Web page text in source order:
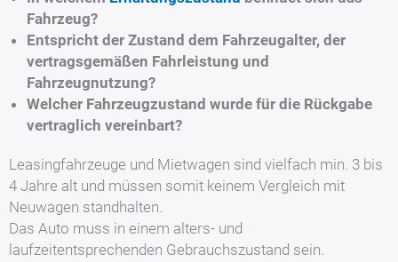
Fahrzeug?
Entspricht der Zustand dem Fahrzeugalter, der
vertragsgemäßen Fahrleistung und
Fahrzeugnutzung?
Welcher Fahrzeugzustand wurde für die Rückgabe
vertraglich vereinbart?
Leasingfahrzeuge und Mietwagen sind vielfach min. 3 bis
4 Jahre alt und müssen somit keinem Vergleich mit
Neuwagen standhalten.
Das Auto muss in einem alters- und
laufzeitentsprechenden Gebrauchszustand sein.